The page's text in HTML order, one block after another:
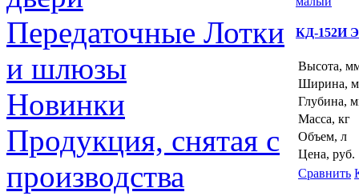
Передаточные Лотки
и шлюзы
Новинки
Продукция, снятая с
производства
КД-152И
Высота,
Ширина,
Глубина,
Масса, кг
Объем, л
Цена, руб.
Сравнить